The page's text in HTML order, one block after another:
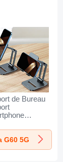
de Bureau
G60 5G Noir
G60 5G